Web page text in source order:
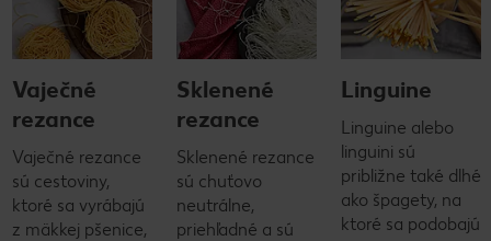
Vaječné
rezance
Vaječné rezance
sú cestoviny,
ktoré sa vyrábajú
z mäkkej pšenice,
Sklenené
rezance
Sklenené rezance
sú chuťovo
neutrálne,
priehľadné a sú
Linguine
Linguine alebo
linguini sú
približne také dlhé
ako špagety, na
ktoré sa podobajú